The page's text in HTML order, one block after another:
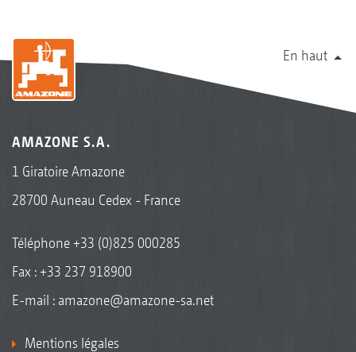
En haut
AMAZONE S.A.
1 Giratoire Amazone
28700 Auneau Cedex - France
Téléphone+33 (0)825 000285
Fax : +33 237 918900
E-mail : amazone@amazone-sa.net
Mentions légales